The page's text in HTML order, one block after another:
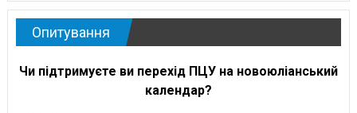
Опитування
Чи підтримуєте ви перехід ПЦУ на новоюліанський
календар?